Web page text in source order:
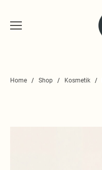
Home Shop Kosmetik